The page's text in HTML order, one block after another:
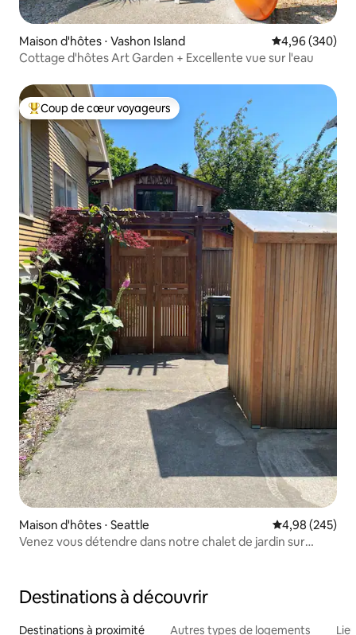
Maison d'hôtes ⋅ Vashon Island Évaluation
4,96 (340)
Cottage d'hôtes Art Garden + Excellente vue sur l'eau
Coups de cœur voyageurs les plus appréciés
Coup de cœur voyageurs
Maison d'hôtes ⋅ Seattle Évaluation
4,98 (245)
Venez vous détendre dans notre chalet de jardin sur
Destinations à découvrir
Destinations à proximité Autres types de logements